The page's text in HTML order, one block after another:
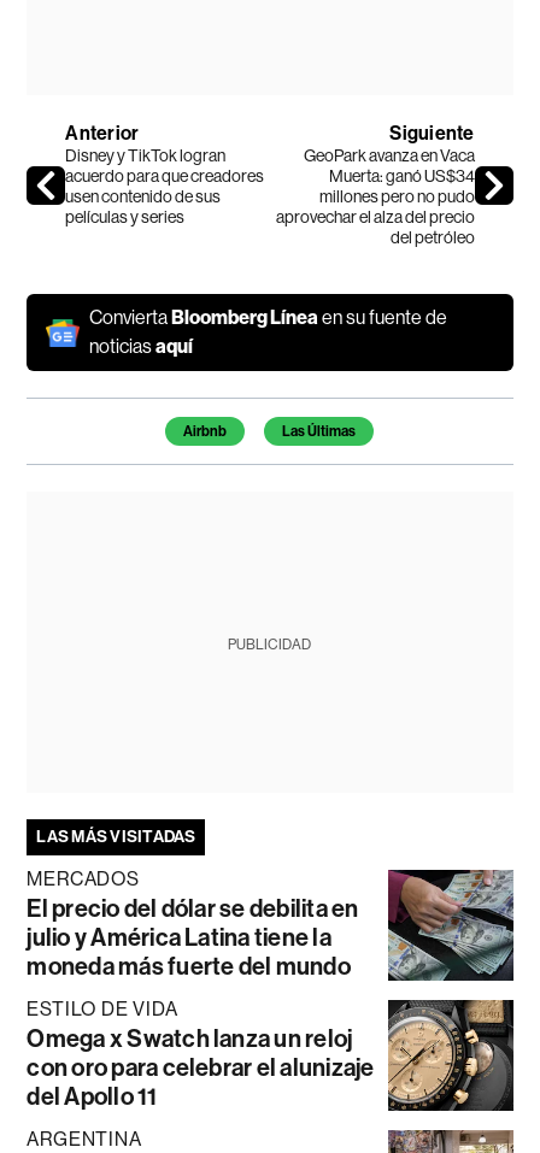
Anterior
Disney y TikTok logran
acuerdo para que creadores
usen contenido de sus
películas y series
Siguiente
GeoPark avanza en Vaca
Muerta: ganó US$34
millones pero no pudo
aprovechar el alza del precio
del petróleo
Convierta Bloomberg Líneaen su fuente de
noticiasaquí
Temas de este artículo
Airbnb Las Últimas
PUBLICIDAD
LAS MÁS VISITADAS
MERCADOS
El precio del dólar se debilita en
julio y América Latina tiene la
moneda más fuerte del mundo
ESTILO DE VIDA
Omega x Swatch lanza un reloj
con oro para celebrar el alunizaje
del Apollo 11
ARGENTINA